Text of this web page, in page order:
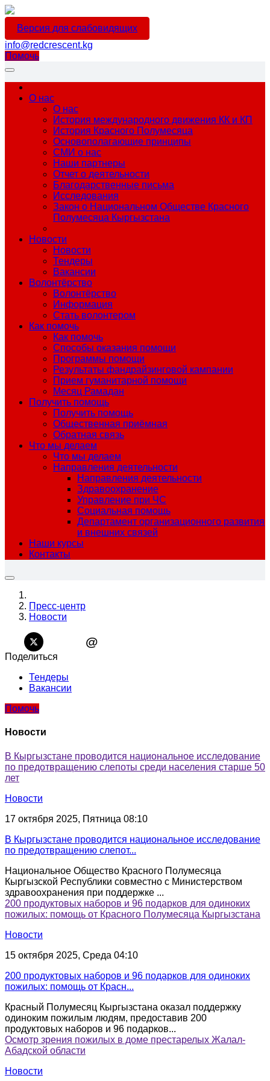
Версия для слабовидящих
info@redcrescent.kg
Помочь
О нас
О нас
История международного движения КК и КП
История Красного Полумесяца
Основополагающие принципы
СМИ о нас
Наши партнеры
Отчет о деятельности
Благодарственные письма
Исследования
Закон о Национальном Обществе Красного
Полумесяца Кыргызстана
Новости
Новости
Тендеры
Вакансии
Волонтёрство
Волонтёрство
Информация
Стать волонтером
Как помочь
Как помочь
Способы оказания помощи
Программы помощи
Результаты фандрайзинговой кампании
Прием гуманитарной помощи
Месяц Рамадан
Получить помощь
Получить помощь
Общественная приёмная
Обратная связь
Что мы делаем
Что мы делаем
Направления деятельности
Направления деятельности
Здравоохранение
Управление при ЧС
Социальная помощь
Департамент организационного развития
и внешних связей
Наши курсы
Контакты
Пресс-центр
Новости
@
Поделиться
Тендеры
Вакансии
Помочь
Новости
В Кыргызстане проводится национальное исследование
по предотвращению слепоты среди населения старше 50
лет
Новости
17 октября 2025, Пятница 08:10
В Кыргызстане проводится национальное исследование
по предотвращению слепот...
Национальное Общество Красного Полумесяца
Кыргызской Республики совместно с Министерством
здравоохранения при поддержке ...
200 продуктовых наборов и 96 подарков для одиноких
пожилых: помощь от Красного Полумесяца Кыргызстана
Новости
15 октября 2025, Среда 04:10
200 продуктовых наборов и 96 подарков для одиноких
пожилых: помощь от Красн...
Красный Полумесяц Кыргызстана оказал поддержку
одиноким пожилым людям, предоставив 200
продуктовых наборов и 96 подарков...
Осмотр зрения пожилых в доме престарелых Жалал-
Абадской области
Новости